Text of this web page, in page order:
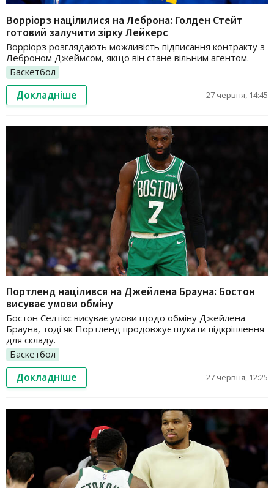
Ворріорз націлилися на Леброна: Голден Стейт
готовий залучити зірку Лейкерс
Ворріорз розглядають можливість підписання контракту з
Леброном Джеймсом, якщо він стане вільним агентом.
Баскетбол
Докладніше 27 червня, 14:45
Портленд націлився на Джейлена Брауна: Бостон
висуває умови обміну
Бостон Селтікс висуває умови щодо обміну Джейлена
Брауна, тоді як Портленд продовжує шукати підкріплення
для складу.
Баскетбол
Докладніше 27 червня, 12:25